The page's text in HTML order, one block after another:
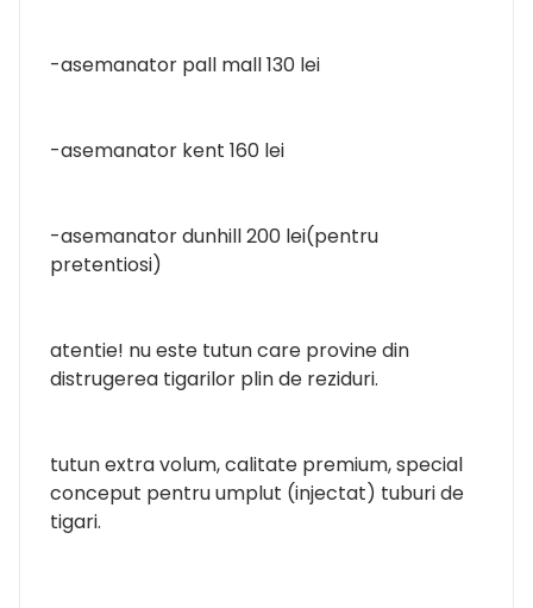
-asemanator pall mall 130 lei
-asemanator kent 160 lei
-asemanator dunhill 200 lei(pentru
pretentiosi)
atentie! nu este tutun care provine din
distrugerea tigarilor plin de reziduri.
tutun extra volum, calitate premium, special
conceput pentru umplut (injectat) tuburi de
tigari.